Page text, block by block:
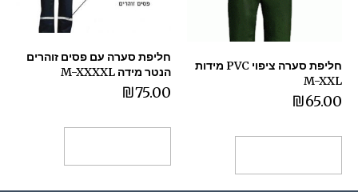
חליפת סערה ציפוי PVC מידות
M-XXL
₪65.00
חליפת סערה עם פסים זוהרים
הנטר מידה M-XXXXL
₪75.00